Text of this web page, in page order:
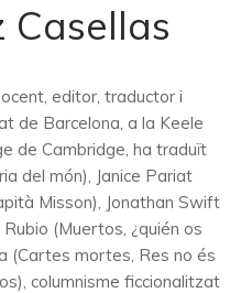
Casellas
editor, traductor i
de Barcelona, a la Keele
de Cambridge, ha traduït
del món), Janice Pariat
Misson), Jonathan Swift
(Muertos, ¿quién os
(Cartes mortes, Res no és
columnisme ficcionalitzat